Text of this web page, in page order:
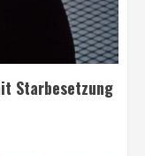
Starbesetzung